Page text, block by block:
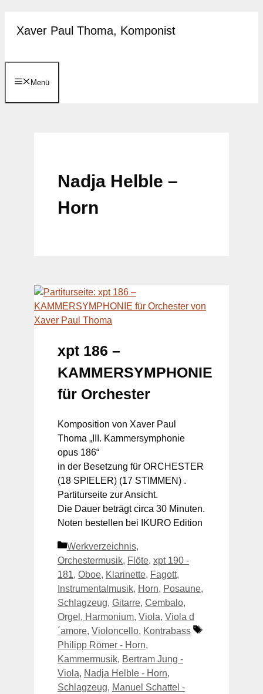
InhaltXaver Paul Thoma, Komponist
Menü
Nadja Helble –
Horn
xpt 186 –
KAMMERSYMPHONIE
für Orchester
Komposition von Xaver Paul
Thoma „III. Kammersymphonie
opus 186“
in der Besetzung für ORCHESTER
(18 SPIELER) (17 STIMMEN) .
Partiturseite zur Ansicht.
Die Dauer beträgt circa 30 Minuten.
Noten bestellen bei IKURO Edition
Kategorien
Werkverzeichnis,
Orchestermusik, Flöte, xpt 190 -
181, Oboe, Klarinette, Fagott,
Instrumentalmusik, Horn, Posaune,
Schlagzeug, Gitarre, Cembalo,
Orgel, Harmonium, Viola, Viola d
´amore, Violoncello, Kontrabass
Schlagwörter
Philipp Römer - Horn,
Kammermusik, Bertram Jung -
Viola, Nadja Helble - Horn,
Schlagzeug, Manuel Schattel -